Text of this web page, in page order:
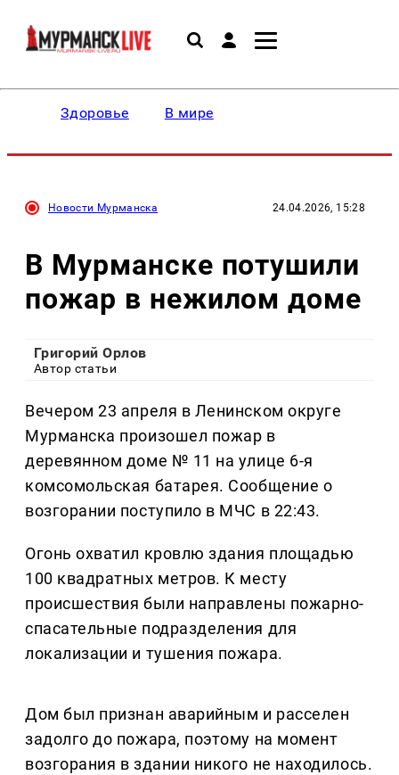
Здоровье В мире
Новости Мурманска 24.04.2026, 15:28
В Мурманске потушили
пожар в нежилом доме
Григорий Орлов
Автор статьи
Вечером 23 апреля в Ленинском округе
Мурманска произошел пожар в
деревянном доме № 11 на улице 6-я
комсомольская батарея. Сообщение о
возгорании поступило в МЧС в 22:43.
Огонь охватил кровлю здания площадью
100 квадратных метров. К месту
происшествия были направлены пожарно-
спасательные подразделения для
локализации и тушения пожара.
Дом был признан аварийным и расселен
задолго до пожара, поэтому на момент
возгорания в здании никого не находилось.